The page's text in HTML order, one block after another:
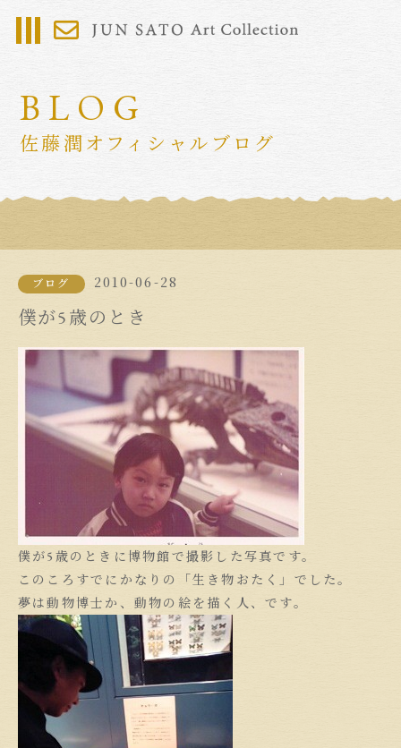
BLOG
佐藤潤オフィシャルブログ
ブログ 2010-06-28
僕が5歳のとき
僕が5歳のときに博物館で撮影した写真です。
このころすでにかなりの「生き物おたく」でした。
夢は動物博士か、動物の絵を描く人、です。